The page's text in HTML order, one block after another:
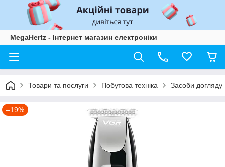
MegaHertz - Інтернет магазин електроніки
Товари та послуги Побутова техніка Засоби догляду
–19%